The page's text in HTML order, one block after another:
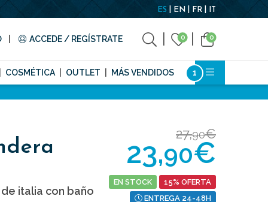
ES EN FR IT
ACCEDE / REGÍSTRATE 0 0
COSMÉTICA OUTLET MÁS VENDIDOS
italia con baño
27,90€
23,90€
EN STOCK
15% OFERTA
ENTREGA 24-48H